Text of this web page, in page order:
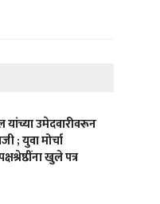
यांच्या उमेदवारीवरून
; युवा मोर्चा
खुले पत्र